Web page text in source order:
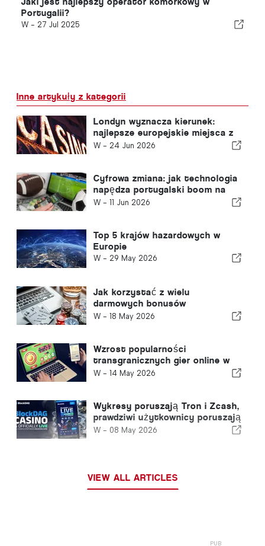
Portugalii?
W - 27 Jul 2025
Inne artykuły z kategorii
Londyn wyznacza kierunek:
najlepsze europejskie miejsca z
kasynami dla brytyjskich
W - 24 Jun 2026
Cyfrowa zmiana: jak technologia
napędza portugalski boom na
zakłady sportowe online
W - 11 Jun 2026
Top 5 krajów hazardowych w
Europie
W - 29 May 2026
Jak korzystać z wielu
darmowych bonusów
gotówkowych bez otrzymania
W - 18 May 2026
Wzrost popularności
transgranicznych gier online w
Europie - i co to oznacza dla
W - 14 May 2026
Wykresy poruszają Tron i Zcash,
prawdziwi użytkownicy poruszają
BlockDAG: Pierwsze kasyno
W - 08 May 2026
VIEW ALL ARTICLES